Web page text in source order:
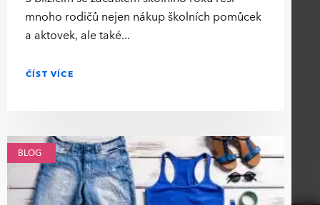
mnoho rodičů nejen nákup školních pomůcek
a aktovek, ale také
ČÍST VÍCE
BLOG